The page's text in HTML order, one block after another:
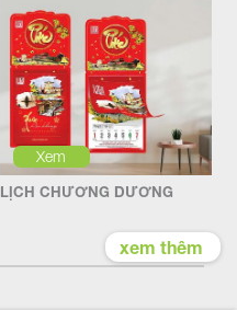
Xem
LỊCH CHƯƠNG DƯƠNG
xem thêm